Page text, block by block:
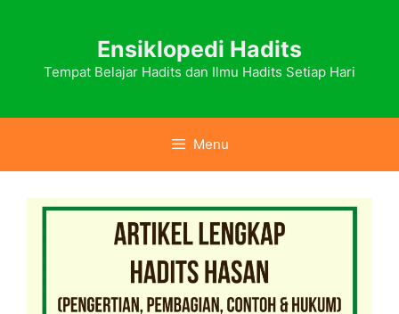
Ensiklopedi Hadits
Tempat Belajar Hadits dan Ilmu Hadits Setiap Hari
Menu